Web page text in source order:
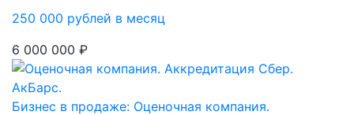
250 000 рублей в месяц
6 000 000 ₽
Бизнес в продаже: Оценочная компания.